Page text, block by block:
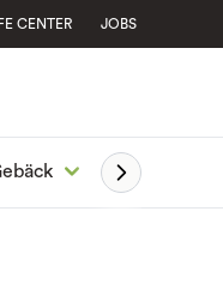
CENTER JOBS